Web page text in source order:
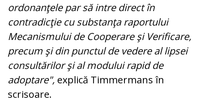
ordonanţele par să intre direct în
contradicţie cu substanţa raportului
Mecanismului de Cooperare şi Verificare,
precum şi din punctul de vedere al lipsei
consultărilor şi al modului rapid de
adoptare", explică Timmermans în
scrisoare.